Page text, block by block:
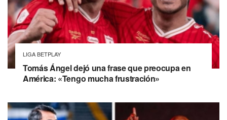
LIGA BETPLAY
Tomás Ángel dejó una frase que preocupa en
América: «Tengo mucha frustración»